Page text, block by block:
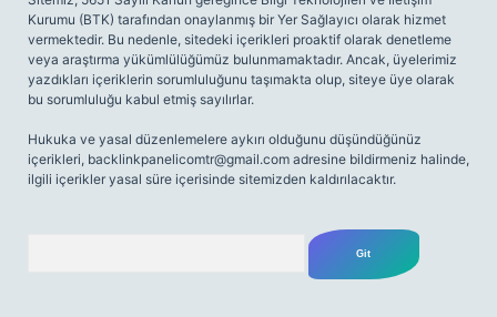
Kurumu (BTK) tarafından onaylanmış bir Yer Sağlayıcı olarak hizmet
vermektedir. Bu nedenle, sitedeki içerikleri proaktif olarak denetleme
veya araştırma yükümlülüğümüz bulunmamaktadır. Ancak, üyelerimiz
yazdıkları içeriklerin sorumluluğunu taşımakta olup, siteye üye olarak
bu sorumluluğu kabul etmiş sayılırlar.
Hukuka ve yasal düzenlemelere aykırı olduğunu düşündüğünüz
içerikleri, backlinkpanelicomtr@gmail.com adresine bildirmeniz halinde,
ilgili içerikler yasal süre içerisinde sitemizden kaldırılacaktır.